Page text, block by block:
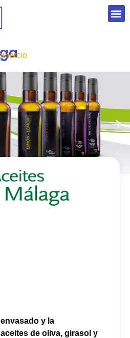
envasado y la
de oliva, girasol y